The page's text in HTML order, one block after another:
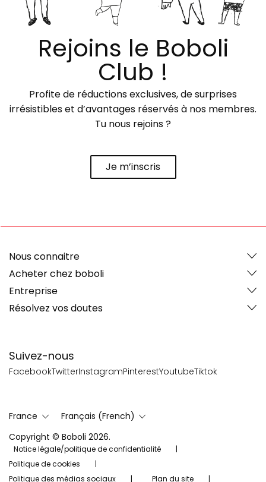
Rejoins le Boboli
Club !
Profite de réductions exclusives, de surprises
irrésistibles et d’avantages réservés à nos membres.
Tu nous rejoins ?
Je m’inscris
Suivez-nous
FacebookTwitterInstagramPinterestYoutubeTiktok
Nous connaitre
Acheter chez boboli
Entreprise
Résolvez vos doutes
France
Français (French)
Copyright © Boboli 2026.
Notice légale/politique de confidentialité
Politique de cookies
Politique des médias sociaux
Plan du site